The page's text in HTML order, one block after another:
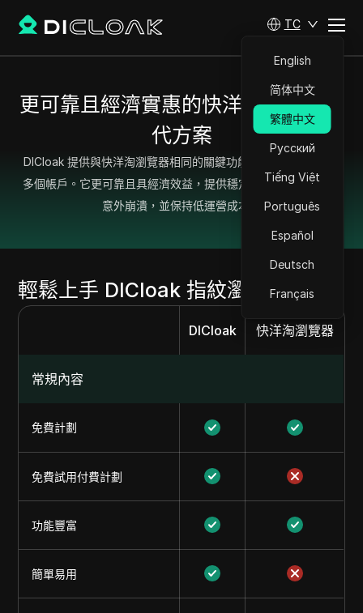
TC
English
简体中文
繁體中文
Русский
Tiếng Việt
Português
Español
Deutsch
Français
更可靠且經濟實惠的快洋淘瀏覽器替
代方案
DICloak 提供與快洋淘瀏覽器相同的關鍵功能，讓用戶輕鬆管理
多個帳戶。它更可靠且具經濟效益，提供穩定的性能，無需擔心
意外崩潰，並保持低運營成本。
輕鬆上手 DICloak 指紋瀏覽器
DICloak 快洋淘瀏覽器
常規內容
免費計劃
免費試用付費計劃
功能豐富
簡單易用